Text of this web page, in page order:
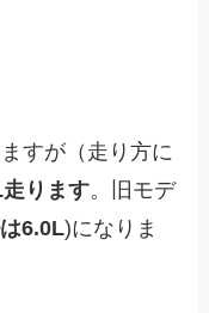
すが（走り方に
ります。旧モデ
6.0L)になりま